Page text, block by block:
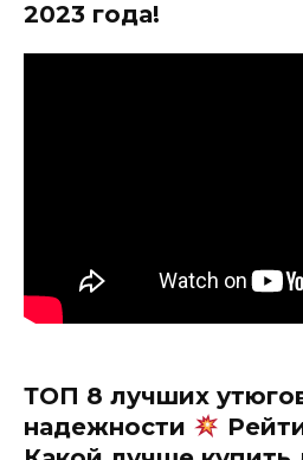
2023 года!
ТОП 8 лучших
надежности